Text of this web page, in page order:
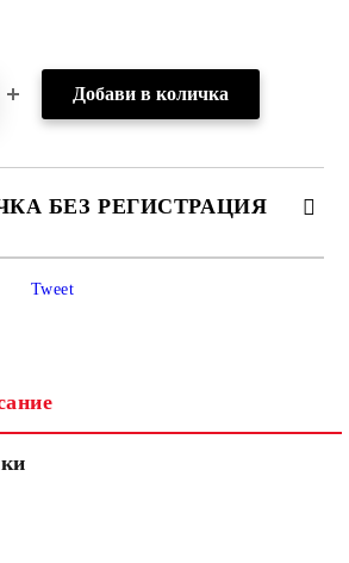
БЕЗ РЕГИСТРАЦИЯ
в рамките на работния ден.
Tweet